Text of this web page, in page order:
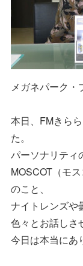
メガネパーク・
本日、FMきら
た。
パーソナリティ
MOSCOT（モ
のこと、
ナイトレンズや
色々とお話しさ
今日は本当にあ